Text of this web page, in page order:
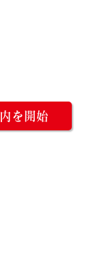
を開始